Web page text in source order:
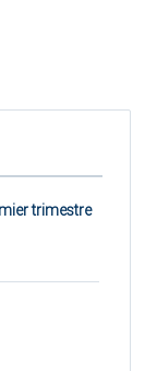
trimestre